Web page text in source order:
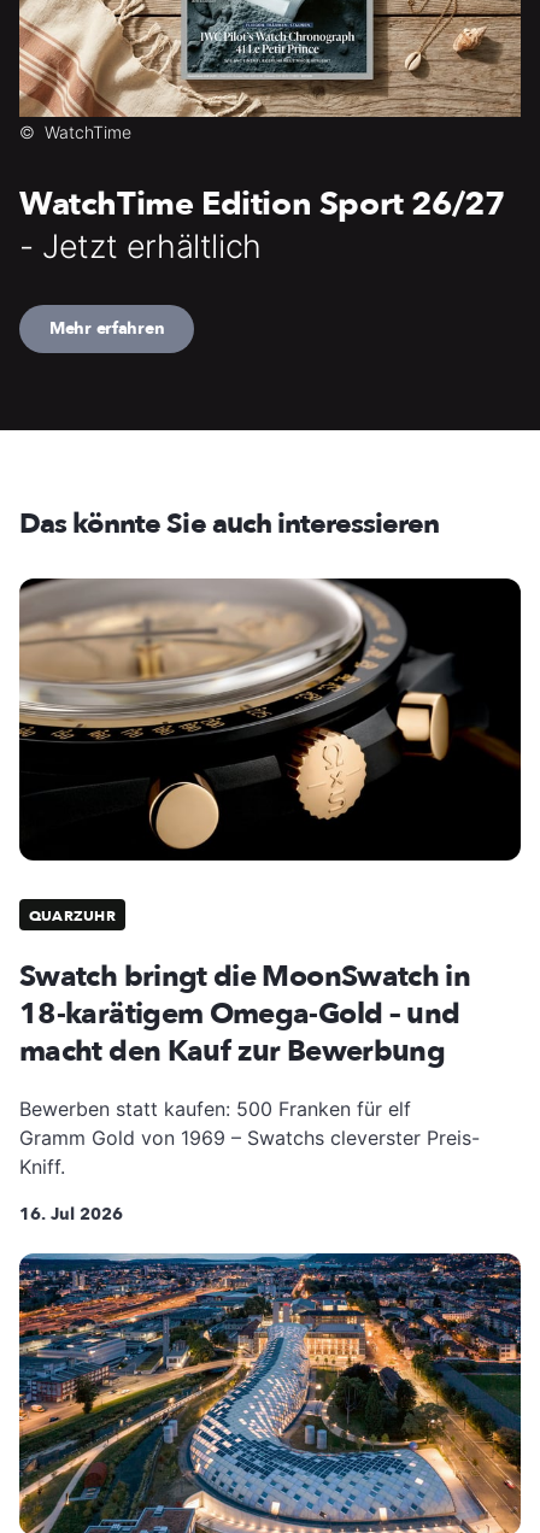
© WatchTime
WatchTime Edition Sport 26/27
- Jetzt erhältlich
Mehr erfahren
Das könnte Sie auch interessieren
QUARZUHR
Swatch bringt die MoonSwatch in
18-karätigem Omega-Gold – und
macht den Kauf zur Bewerbung
Bewerben statt kaufen: 500 Franken für elf
Gramm Gold von 1969 – Swatchs cleverster Preis-
Kniff.
16. Jul 2026